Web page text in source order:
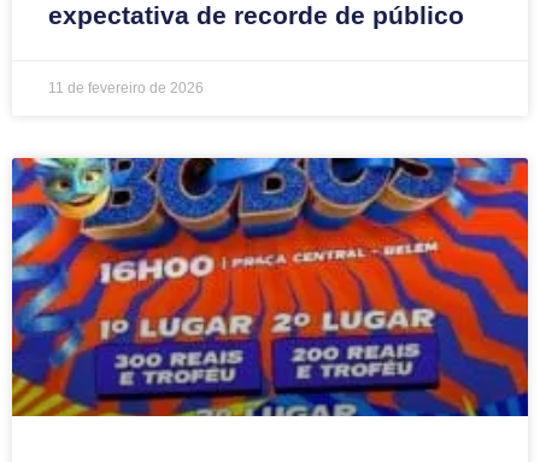
expectativa de recorde de público
11 de fevereiro de 2026